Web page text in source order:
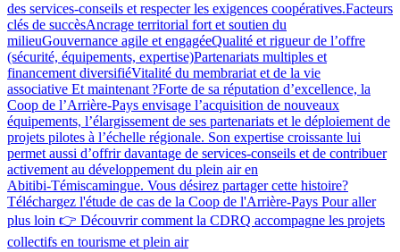
des services‑conseils et respecter les exigences coopératives.Facteurs
clés de succèsAncrage territorial fort et soutien du
milieuGouvernance agile et engagéeQualité et rigueur de l’offre
(sécurité, équipements, expertise)Partenariats multiples et
financement diversifiéVitalité du membrariat et de la vie
associative Et maintenant ?Forte de sa réputation d’excellence, la
Coop de l’Arrière-Pays envisage l’acquisition de nouveaux
équipements, l’élargissement de ses partenariats et le déploiement de
projets pilotes à l’échelle régionale. Son expertise croissante lui
permet aussi d’offrir davantage de services‑conseils et de contribuer
activement au développement du plein air en
Abitibi‑Témiscamingue. Vous désirez partager cette histoire?
Téléchargez l'étude de cas de la Coop de l'Arrière-Pays Pour aller
plus loin 👉 Découvrir comment la CDRQ accompagne les projets
collectifs en tourisme et plein air